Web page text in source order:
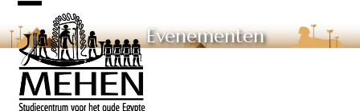
Skip
to
content
Open
mobile
menu
Close
mobile
menu
Evenementen